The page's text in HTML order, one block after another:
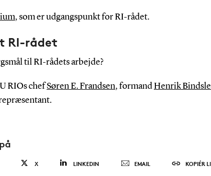
, som er udgangspunkt for RI-rådet.
RI-rådet
til RI-rådets arbejde?
RIOs chefSøren E. Frandsen, formandHenrik
X LINKEDIN EMAIL KOPIÉR